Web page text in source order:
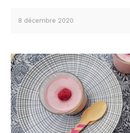
8 décembre 2020